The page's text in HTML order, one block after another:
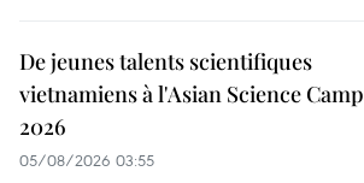
De jeunes talents scientifiques
vietnamiens à l'Asian Science Camp
2026
05/08/2026 03:55